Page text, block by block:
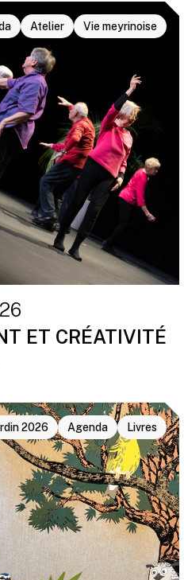
Atelier Vie meyrinoise
ET CRÉATIVITÉ
2026 Agenda Livres